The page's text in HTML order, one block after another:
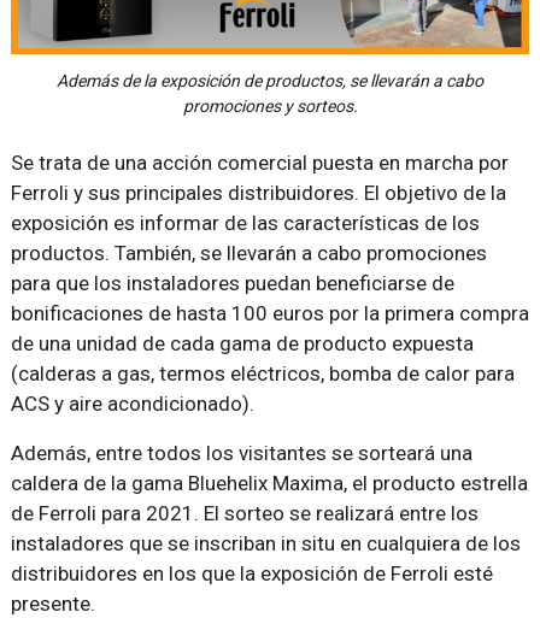
Además de la exposición de productos, se llevarán a cabo
promociones y sorteos.
Se trata de una acción comercial puesta en marcha por
Ferroli y sus principales distribuidores. El objetivo de la
exposición es informar de las características de los
productos. También, se llevarán a cabo promociones
para que los instaladores puedan beneficiarse de
bonificaciones de hasta 100 euros por la primera compra
de una unidad de cada gama de producto expuesta
(calderas a gas, termos eléctricos, bomba de calor para
ACS y aire acondicionado).
Además, entre todos los visitantes se sorteará una
caldera de la gama Bluehelix Maxima, el producto estrella
de Ferroli para 2021. El sorteo se realizará entre los
instaladores que se inscriban in situ en cualquiera de los
distribuidores en los que la exposición de Ferroli esté
presente.